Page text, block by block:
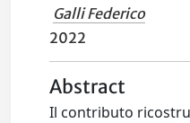
Galli Federico
2022
Abstract
Il contributo